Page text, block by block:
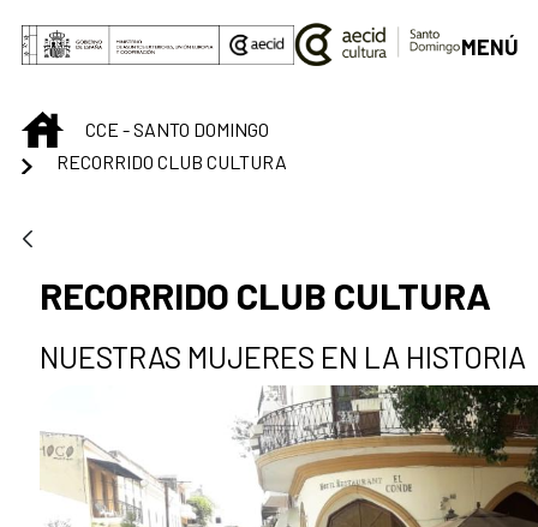
Saltar al contenido principal
MENÚ
INICIOCCE - SANTO DOMINGO
RECORRIDO CLUB CULTURA
RECORRIDO CLUB CULTURA
NUESTRAS MUJERES EN LA HISTORIA